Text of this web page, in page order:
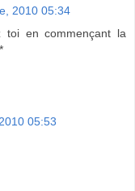
2010 05:34
toi en commençant la
05:53